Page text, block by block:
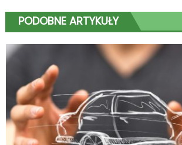
PODOBNE ARTYKUŁY